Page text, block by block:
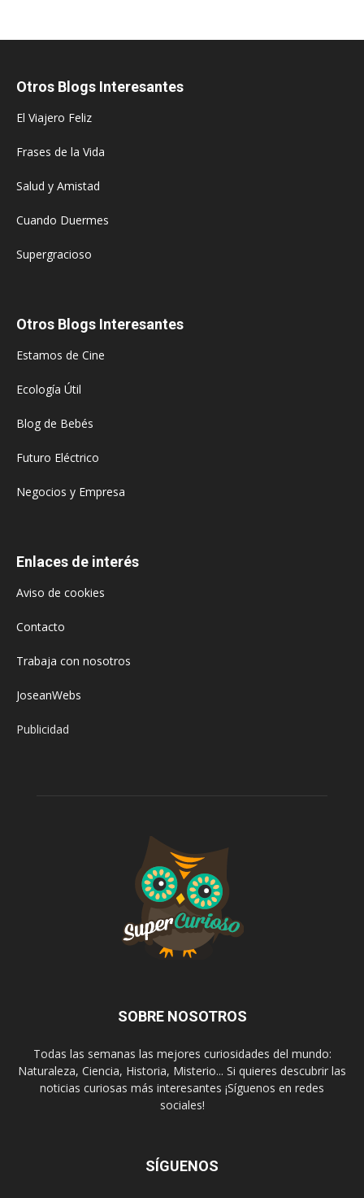
Otros Blogs Interesantes
El Viajero Feliz
Frases de la Vida
Salud y Amistad
Cuando Duermes
Supergracioso
Otros Blogs Interesantes
Estamos de Cine
Ecología Útil
Blog de Bebés
Futuro Eléctrico
Negocios y Empresa
Enlaces de interés
Aviso de cookies
Contacto
Trabaja con nosotros
JoseanWebs
Publicidad
SOBRE NOSOTROS
Todas las semanas las mejores curiosidades del mundo:
Naturaleza, Ciencia, Historia, Misterio... Si quieres descubrir las
noticias curiosas más interesantes ¡Síguenos en redes
sociales!
SÍGUENOS